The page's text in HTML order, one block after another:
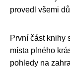
provedl všemi
První část knihy
místa plného
pohledy na